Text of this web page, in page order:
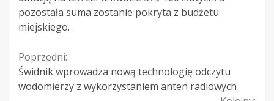
pozostała suma zostanie pokryta z budżetu
miejskiego.
Continue
Reading
Poprzedni:
Świdnik wprowadza nową technologię odczytu
wodomierzy z wykorzystaniem anten radiowych